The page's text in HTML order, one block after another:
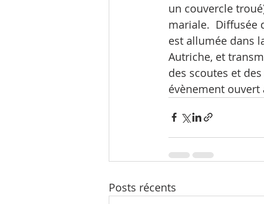
un couvercle
mariale.  Diffusée
est allumée dans
Autriche, et
des scoutes et
évènement
Posts récents